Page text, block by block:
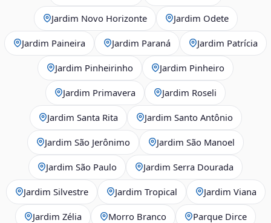
Jardim Novo Horizonte Jardim Odete
Jardim Paineira Jardim Paraná Jardim Patrícia
Jardim Pinheirinho Jardim Pinheiro
Jardim Primavera Jardim Roseli
Jardim Santa Rita Jardim Santo Antônio
Jardim São Jerônimo Jardim São Manoel
Jardim São Paulo Jardim Serra Dourada
Jardim Silvestre Jardim Tropical Jardim Viana
Jardim Zélia Morro Branco Parque Dirce